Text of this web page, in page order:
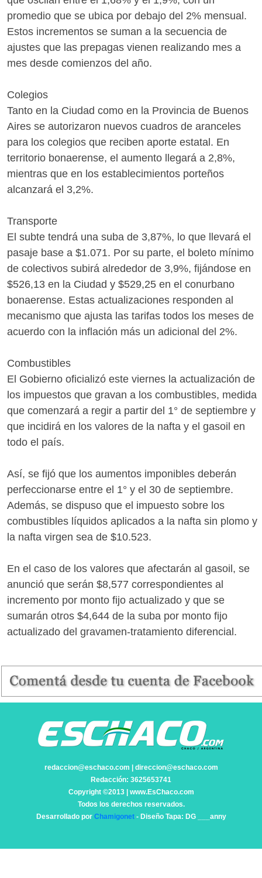
promedio que se ubica por debajo del 2% mensual.
Estos incrementos se suman a la secuencia de
ajustes que las prepagas vienen realizando mes a
mes desde comienzos del año.
Colegios
Tanto en la Ciudad como en la Provincia de Buenos
Aires se autorizaron nuevos cuadros de aranceles
para los colegios que reciben aporte estatal. En
territorio bonaerense, el aumento llegará a 2,8%,
mientras que en los establecimientos porteños
alcanzará el 3,2%.
Transporte
El subte tendrá una suba de 3,87%, lo que llevará el
pasaje base a $1.071. Por su parte, el boleto mínimo
de colectivos subirá alrededor de 3,9%, fijándose en
$526,13 en la Ciudad y $529,25 en el conurbano
bonaerense. Estas actualizaciones responden al
mecanismo que ajusta las tarifas todos los meses de
acuerdo con la inflación más un adicional del 2%.
Combustibles
El Gobierno oficializó este viernes la actualización de
los impuestos que gravan a los combustibles, medida
que comenzará a regir a partir del 1° de septiembre y
que incidirá en los valores de la nafta y el gasoil en
todo el país.
Así, se fijó que los aumentos imponibles deberán
perfeccionarse entre el 1° y el 30 de septiembre.
Además, se dispuso que el impuesto sobre los
combustibles líquidos aplicados a la nafta sin plomo y
la nafta virgen sea de $10.523.
En el caso de los valores que afectarán al gasoil, se
anunció que serán $8,577 correspondientes al
incremento por monto fijo actualizado y que se
sumarán otros $4,644 de la suba por monto fijo
actualizado del gravamen-tratamiento diferencial.
redaccion@eschaco.com | direccion@eschaco.com
Redacción: 3625653741
Copyright ©2013 | www.EsChaco.com
Todos los derechos reservados.
Desarrollado por Chamigonet- Diseño Tapa: DG ___anny